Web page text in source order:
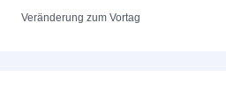
Veränderung zum Vortag